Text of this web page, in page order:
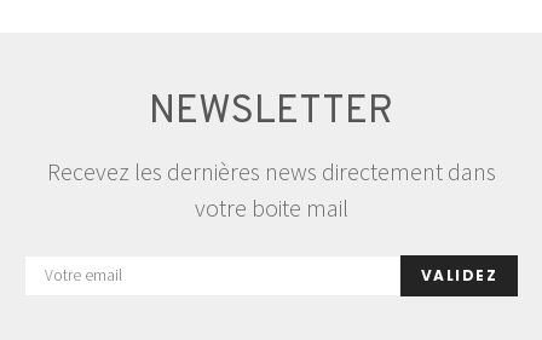
NEWSLETTER
Recevez les dernières news directement dans
votre boite mail
VALIDEZ